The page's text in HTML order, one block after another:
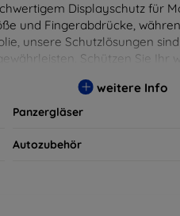
Displayschutz für
und Fingerabdrücke,
unsere Schutzlösungen
Schützen Sie
weitere Info
Panzergläser
Autozubehör